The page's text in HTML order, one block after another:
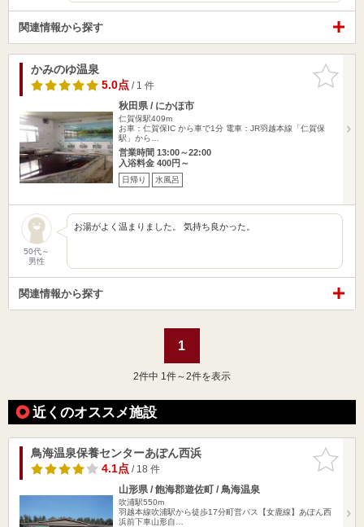
関連情報から探す
お気に入
りに追加
かみのゆ温泉
5.0点/ 1 件
秋田県 / にかほ市
仁賀保駅409m
お車：仁賀保IC から車で1分 電車：JR羽越本線「仁賀保
駅」から…
営業時間 13:00～22:00
入浴料金 400円～
日帰り 水風呂
50代～
男性
お湯がよく温まりました。 気持ち良かった。
関連情報から探す
1
2件中 1件～2件を表示
近くのオススメ施設
お気に入
りに追加
鳥海温泉保養センターあぽん西浜
4.1点/ 18 件
山形県 / 飽海郡遊佐町 / 鳥海温泉
吹浦駅550m
羽越本線吹浦駅から徒歩17分町営バス【女鹿線】あぽん西
浜前下車山形自…